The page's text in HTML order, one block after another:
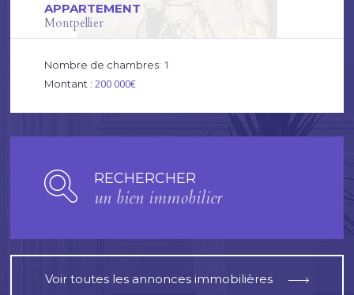
APPARTEMENT
Montpellier
Nombre de chambres: 1
Montant : 200 000€
RECHERCHER
un bien immobilier
Voir toutes les annonces immobilières